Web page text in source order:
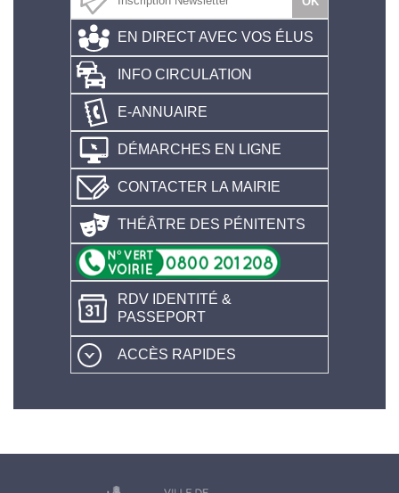
EN DIRECT AVEC VOS ÉLUS
INFO CIRCULATION
E-ANNUAIRE
DÉMARCHES EN LIGNE
CONTACTER LA MAIRIE
THÉÂTRE DES PÉNITENTS
RDV IDENTITÉ &
PASSEPORT
ACCÈS RAPIDES